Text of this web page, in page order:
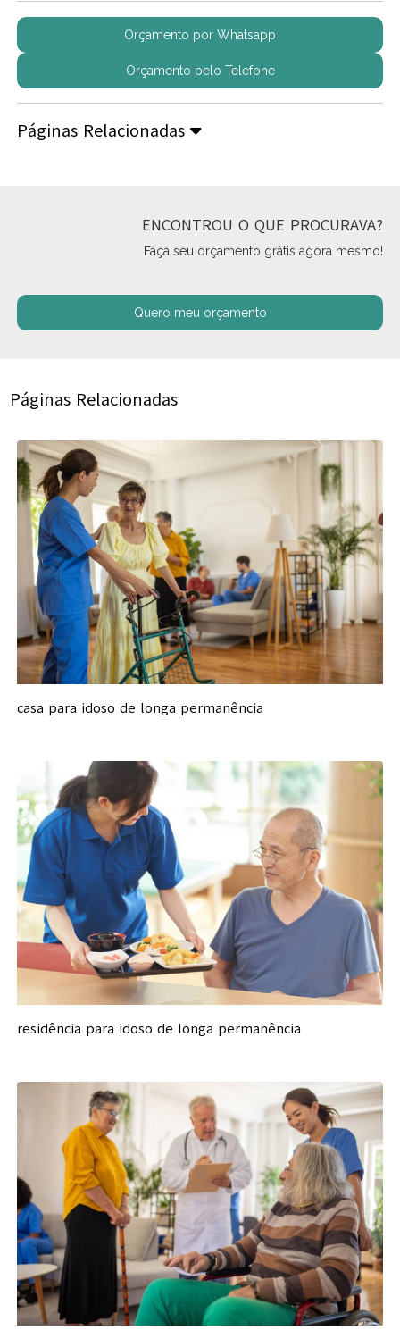
Orçamento por Whatsapp
Orçamento pelo Telefone
Páginas Relacionadas
ENCONTROU O QUE PROCURAVA?
Faça seu orçamento grátis agora mesmo!
Quero meu orçamento
Páginas Relacionadas
casa para idoso de longa permanência
residência para idoso de longa permanência